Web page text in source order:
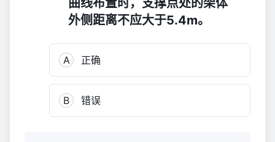
曲线布置时，支撑点处的架体
外侧距离不应大于5.4m。
A 正确
B 错误